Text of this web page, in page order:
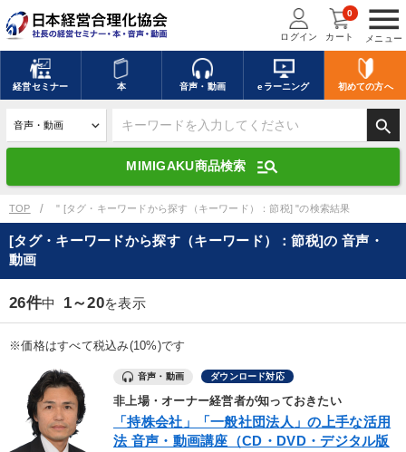
menu
メニュー
ログイン カート
0
経営セミナー 本 音声・動画 eラーニング 初めての方へ
search
MIMIGAKU商品検索 manage_search
キーワードを入力して探す
デジタル版対応のみ検索結果に表示する
search 上記の条件で検索
mic 講演収録物を探す
全国経営者セミナー講演収録物（全1315タイトル）からお探しいただけ
ます
優秀各社の智恵と戦略 事業家のロマンと経営
TOP " [タグ・キーワードから探す（キーワード）：節税] "の検索結果
[タグ・キーワードから探す（キーワード）：節税]の 音声・
動画
26件中 1～20を表示
※価格はすべて税込み(10%)です
音声・動画 ダウンロード対応
非上場・オーナー経営者が知っておきたい
「持株会社」「一般社団法人」の上手な活用
法 音声・動画講座（CD・DVD・デジタル版